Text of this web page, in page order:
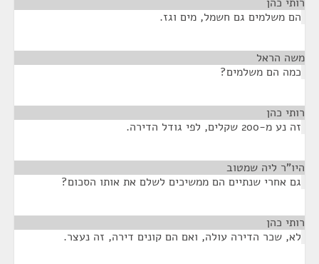
הם משלמים גם חשמל, מים וגז.
משה הראל
כמה הם משלמים?
רותי כהן
זה נע מ-200 שקלים, לפי גודל הדירה.
היו"ר ליה שמטוב
גם אחרי שנתיים הם ממשיכים לשלם את אותו הסכום?
רותי כהן
לא, שכר הדירה עולה, ואם הם קונים דירה, זה נעצר.